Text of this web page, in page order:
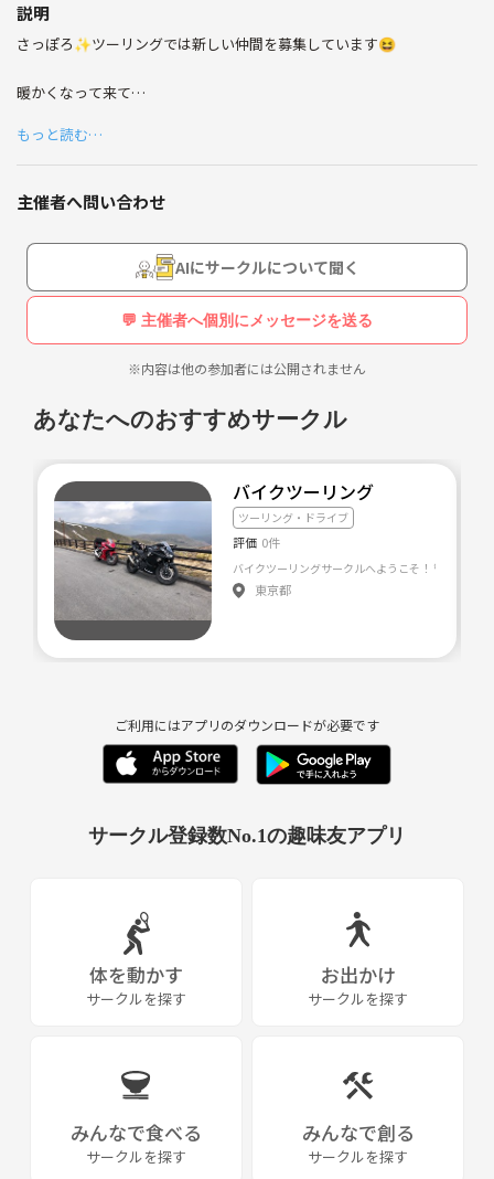
数年前は仕事と会社の往復の毎日でしたが💦
毎日楽しく過ごせる様になりました😆
また、沢山の人との交流は大切だと思います
ご興味ありそうなサークルがありましたら
ご参加お待ちしております🤩
※宗教勧誘や、他サークル勧誘等
その他モラルに反する行動は一切ご遠慮下さい。
説明
さっぽろ✨ツーリングでは新しい仲間を募集しています😆
暖かくなって来て
初心者の方からベテランの方まで
ご応募お待ちしています
運営しているコミュニティでは
定期的に懇親会🍺か
BBQ🍖も行っています😋
もっと読む…
主催者へ問い合わせ
AIにサークルについて聞く
💬 主催者へ個別にメッセージを送る
※内容は他の参加者には公開されません
あなたへのおすすめサークル
バイクツーリング
ツーリング・ドライブ
評価 0件
東京都
ご利用にはアプリのダウンロードが必要です
サークル登録数No.1の趣味友アプリ
体を動かす
サークルを探す
お出かけ
サークルを探す
みんなで食べる
サークルを探す
みんなで創る
サークルを探す